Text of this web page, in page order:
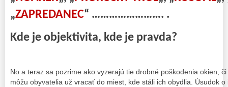
„ZAPREDANEC“ ……………………. .
Kde je objektivita, kde je pravda?
No a teraz sa pozrime ako vyzerajú tie drobné poškodenia okien,
môžu obyvatelia už vracať do miest, kde stáli ich obydlia. Úsudok